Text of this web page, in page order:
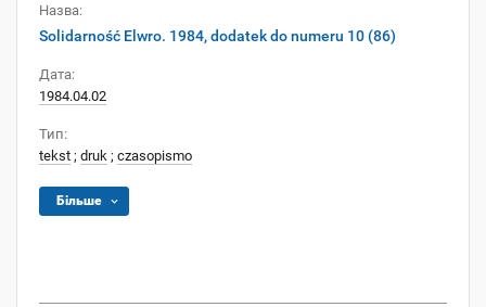
Назва:
Solidarność Elwro. 1984, dodatek do numeru 10 (86)
Дата:
1984.04.02
Тип:
tekst ; druk ; czasopismo
Більше